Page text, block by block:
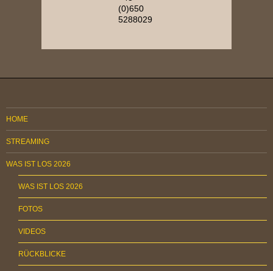
(0)650
5288029
HOME
STREAMING
WAS IST LOS 2026
WAS IST LOS 2026
FOTOS
VIDEOS
RÜCKBLICKE